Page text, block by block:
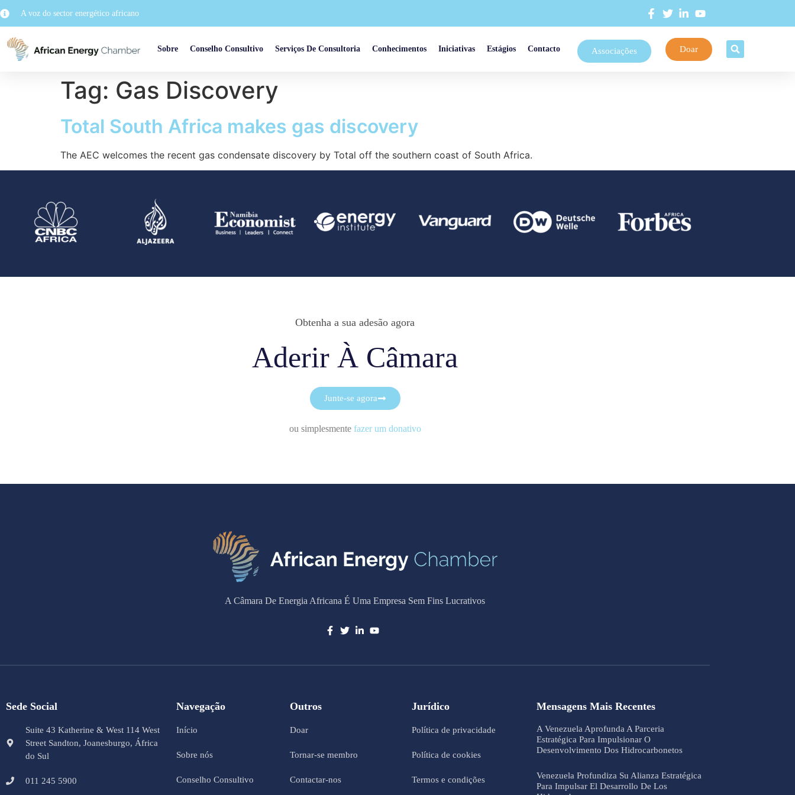
A voz do sector energético africano
Sobre Conselho Consultivo Serviços De Consultoria Conhecimentos Iniciativas Estágios Contacto Associações Doar
Tag: Gas Discovery
Total South Africa makes gas discovery
The AEC welcomes the recent gas condensate discovery by Total off the southern coast of South Africa.
Obtenha a sua adesão agora
Aderir À Câmara
Junte-se agora
ou simplesmente fazer um donativo
A Câmara De Energia Africana É Uma Empresa Sem Fins Lucrativos
Sede Social
Suite 43 Katherine & West 114 West
Street Sandton, Joanesburgo, África
do Sul
011 245 5900
Navegação
Início
Sobre nós
Conselho Consultivo
Outros
Doar
Tornar-se membro
Contactar-nos
Jurídico
Política de privacidade
Política de cookies
Termos e condições
Mensagens Mais Recentes
A Venezuela Aprofunda A Parceria
Estratégica Para Impulsionar O
Desenvolvimento Dos Hidrocarbonetos
Venezuela Profundiza Su Alianza Estratégica
Para Impulsar El Desarrollo De Los